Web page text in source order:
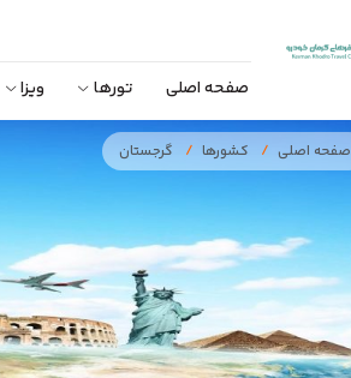
صفحه اصلی تورها ویزا
صفحه اصلی کشورها گرجستان